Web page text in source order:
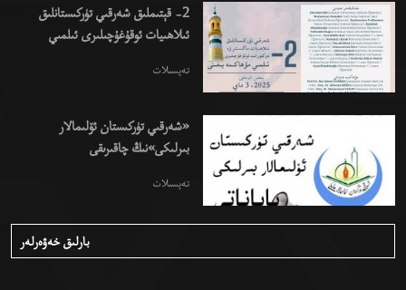
2- قېتىملىق شەرقىي تۈركىستانلىق
ئىلاھىيات ئوقۇغۇچىلىرى ئىلمىي
تەپسىلات
«شەرقىي تۈركىستان ئۆلىمالار
بىرلىكى»نىڭ چاقىرىقى
تەپسىلات
بارلىق خەۋەرلەر